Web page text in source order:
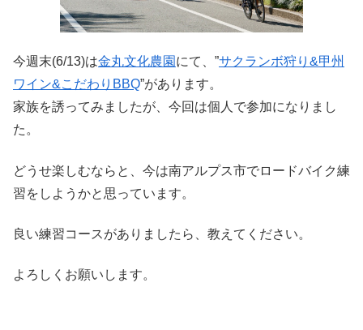
今週末(6/13)は金丸文化農園 にて、”サクランボ狩り&甲州
ワイン&こだわりBBQ”があります。
家族を誘ってみましたが、今回は個人で参加になりまし
た。
どうせ楽しむならと、今は南アルプス市でロードバイク練
習をしようかと思っています。
良い練習コースがありましたら、教えてください。
よろしくお願いします。